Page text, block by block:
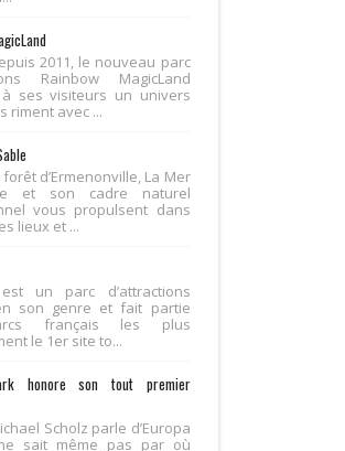
2011, le nouveau parc
Rainbow MagicLand
ses visiteurs un univers
riment avec ...
d’Ermenonville, La Mer
et son cadre naturel
vous propulsent dans
lieux et ...
un parc d’attractions
son genre et fait partie
français les plus
le 1er site to...
honore son tout premier
Scholz parle d’Europa
sait même pas par où